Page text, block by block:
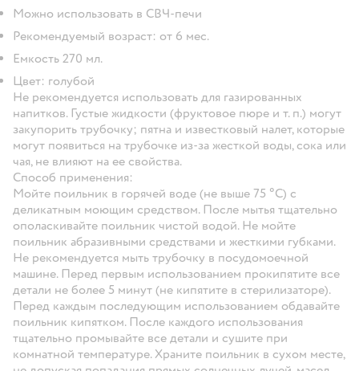
Можно использовать в СВЧ-печи
Рекомендуемый возраст: от 6 мес.
Емкость 270 мл.
Цвет: голубой
Не рекомендуется использовать для газированных
напитков. Густые жидкости (фруктовое пюре и т. п.) могут
закупорить трубочку; пятна и известковый налет, которые
могут появиться на трубочке из-за жесткой воды, сока или
чая, не влияют на ее свойства.
Способ применения:
Мойте поильник в горячей воде (не выше 75 °C) с
деликатным моющим средством. После мытья тщательно
ополаскивайте поильник чистой водой. Не мойте
поильник абразивными средствами и жесткими губками.
Не рекомендуется мыть трубочку в посудомоечной
машине. Перед первым использованием прокипятите все
детали не более 5 минут (не кипятите в стерилизаторе).
Перед каждым последующим использованием обдавайте
поильник кипятком. После каждого использования
тщательно промывайте все детали и сушите при
комнатной температуре. Храните поильник в сухом месте,